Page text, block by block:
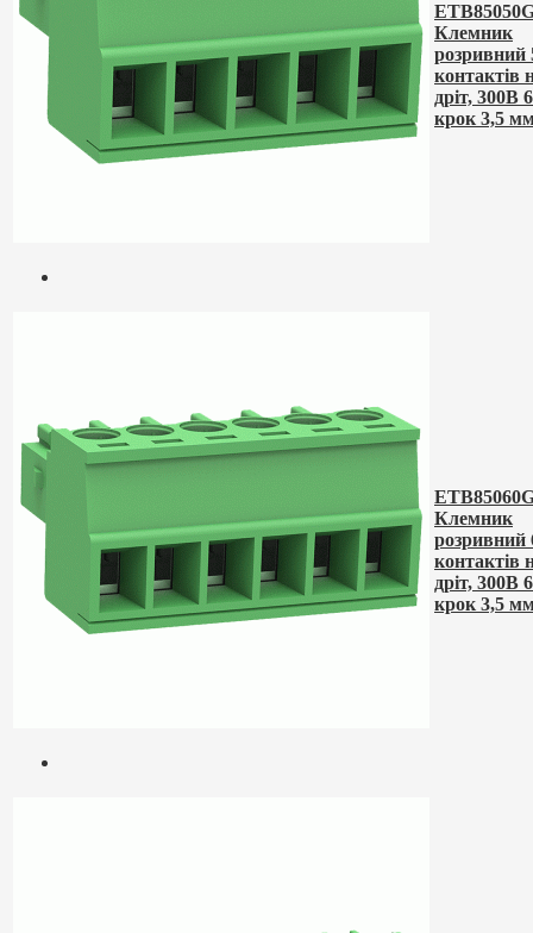
Клемник
розривний
контактів
дріт, 300В
крок 3,5
Клемник
розривний
контактів
дріт, 300В
крок 3,5